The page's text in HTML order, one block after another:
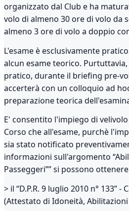
organizzato dal Club e ha
volo di almeno 30 ore di volo da
almeno 3 ore di volo a doppio
L'esame è esclusivamente
alcun esame teorico.
pratico, durante il briefing pre-
accerterà con un colloquio ad
preparazione teorica
E' consentito l'impiego di
Corso che all'esame, purchè
sia stato notificato
informazioni sull'argomento
Passeggeri”” si possono
> il “D.P.R. 9 luglio 2010 n° 133” -
(Attestato di Idoneità,